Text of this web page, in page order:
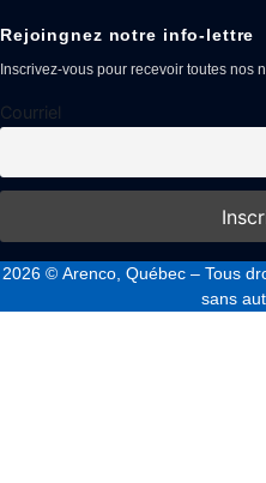
Rejoingnez notre info-lettre
Inscrivez-vous pour recevoir toutes nos
Courriel
2026© Arenco, Québec – Tous
sans